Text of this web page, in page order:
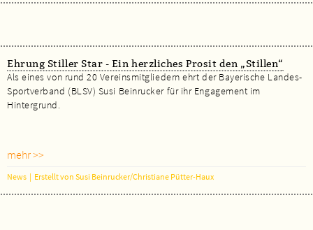
Ehrung Stiller Star - Ein herzliches Prosit den „Stillen“
Als eines von rund 20 Vereinsmitgliedern ehrt der Bayerische Landes-
Sportverband (BLSV) Susi Beinrucker für ihr Engagement im
Hintergrund.
mehr >>
News | Erstellt von Susi Beinrucker/Christiane Pütter-Haux